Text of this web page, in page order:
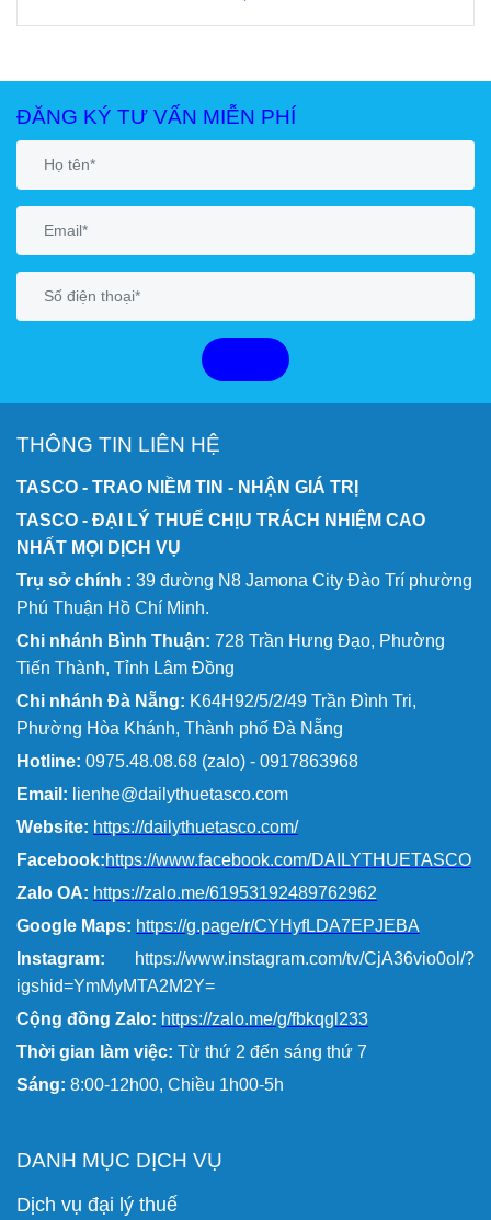
ĐĂNG KÝ TƯ VẤN MIỄN PHÍ
THÔNG TIN LIÊN HỆ
TASCO - TRAO NIỀM TIN - NHẬN GIÁ TRỊ
TASCO - ĐẠI LÝ THUẾ CHỊU TRÁCH NHIỆM CAO
NHẤT MỌI DỊCH VỤ
Trụ sở chính : 39 đường N8 Jamona City Đào Trí phường
Phú Thuận Hồ Chí Minh.
Chi nhánh Bình Thuận: 728 Trần Hưng Đạo, Phường
Tiến Thành, Tỉnh Lâm Đồng
Chi nhánh Đà Nẵng: K64H92/5/2/49 Trần Đình Tri,
Phường Hòa Khánh, Thành phố Đà Nẵng
Hotline: 0975.48.08.68 (zalo) - 0917863968
Email: lienhe@dailythuetasco.com
Website: https://dailythuetasco.com/
Facebook:https://www.facebook.com/DAILYTHUETASCO
Zalo OA: https://zalo.me/61953192489762962
Google Maps: https://g.page/r/CYHyfLDA7EPJEBA
Instagram:
https://www.instagram.com/tv/CjA36vio0ol/?
igshid=YmMyMTA2M2Y=
Cộng đồng Zalo: https://zalo.me/g/fbkqgl233
Thời gian làm việc: Từ thứ 2 đến sáng thứ 7
Sáng: 8:00-12h00, Chiều 1h00-5h
DANH MỤC DỊCH VỤ
Dịch vụ đại lý thuế